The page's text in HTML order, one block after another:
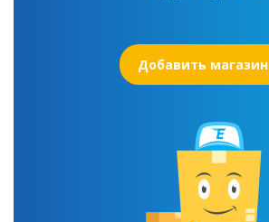
Добавить магазин